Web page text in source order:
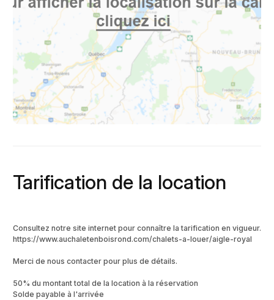
Tarification de la location
Consultez notre site internet pour connaître la tarification en vigueur.
https://www.auchaletenboisrond.com/chalets-a-louer/aigle-royal
Merci de nous contacter pour plus de détails.
50% du montant total de la location à la réservation
Solde payable à l'arrivée